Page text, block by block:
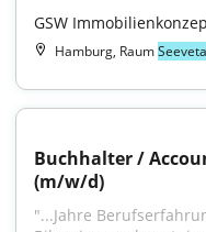
GSW
Hamburg, Raum
Buchhalter /
(m/w/d)
"...Jahre